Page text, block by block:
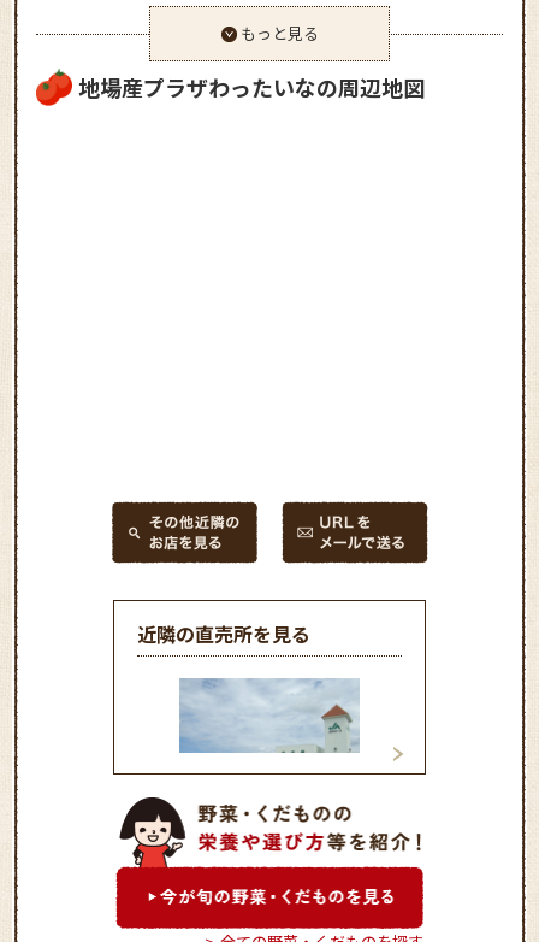
もっと見る
地場産プラザわったいなの周辺地図
近隣の直売所を見る
愛菜館 グリーンこくふ吉